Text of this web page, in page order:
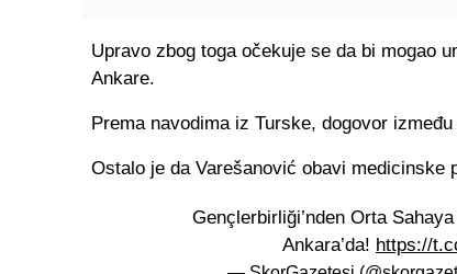
Upravo zbog toga očekuje se da bi mogao
Ankare.
Prema navodima iz Turske, dogovor
Ostalo je da Varešanović obavi medicinske
Gençlerbirliği’nden Orta
Ankara’da! https://